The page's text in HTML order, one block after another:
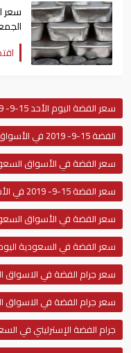
سعر
الجمعة 20-
سعر الفضة اليوم الأحد 15-9- 2019 في الأسواق السعودية
الفضة 15-9- 2019 في الأسواق السعودية
سعر الفضة في الأسواق
سعر الفضة 15-9- 2019 في الأسواق السعودية
سعر الفضة في الأسواق
سعر الفضة في السعودية اليوم 15-9-
سعر جرام الفضة في الاسواق
سعر جرام الفضة في الاسواق
جرام الفضة الإسترليني في